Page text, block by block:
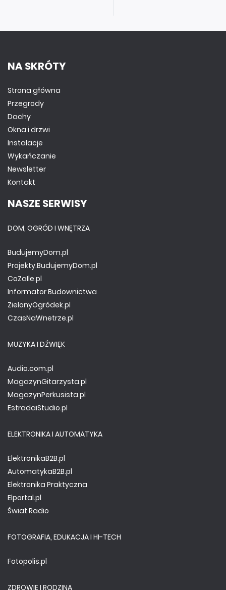
NA SKRÓTY
Strona główna
Przegrody
Dachy
Okna i drzwi
Instalacje
Wykańczanie
Newsletter
Kontakt
NASZE SERWISY
DOM, OGRÓD I WNĘTRZA
BudujemyDom.pl
Projekty.BudujemyDom.pl
CoZaIle.pl
Informator Budownictwa
ZielonyOgródek.pl
CzasNaWnetrze.pl
MUZYKA I DŹWIĘK
Audio.com.pl
MagazynGitarzysta.pl
MagazynPerkusista.pl
EstradaiStudio.pl
ELEKTRONIKA I AUTOMATYKA
ElektronikaB2B.pl
AutomatykaB2B.pl
Elektronika Praktyczna
Elportal.pl
Świat Radio
FOTOGRAFIA, EDUKACJA I HI-TECH
Fotopolis.pl
ZDROWIE I RODZINA